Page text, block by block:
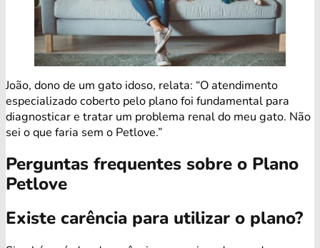
João, dono de um gato idoso, relata: “O atendimento
especializado coberto pelo plano foi fundamental para
diagnosticar e tratar um problema renal do meu gato. Não
sei o que faria sem o Petlove.”
Perguntas frequentes sobre o Plano
Petlove
Existe carência para utilizar o plano?